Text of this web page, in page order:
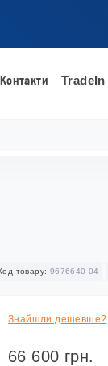
Контакти TradeIn
товару: 9676640-04
Знайшли дешевше?
66 600 грн.